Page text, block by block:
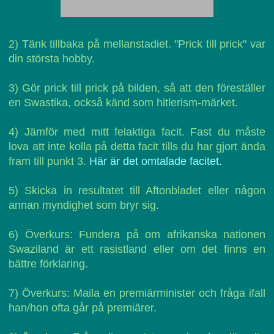
2) Tänk tillbaka på mellanstadiet. "Prick till prick" var
din största hobby.
3) Gör prick till prick på bilden, så att den föreställer
en Swastika, också känd som hitlerism-märket.
4) Jämför med mitt felaktiga facit. Fast du måste
lova att inte kolla på detta facit tills du har gjort ända
fram till punkt 3. Här är det omtalade facitet.
5) Skicka in resultatet till Aftonbladet eller någon
annan myndighet som bryr sig.
6) Överkurs: Fundera på om afrikanska nationen
Swaziland är ett rasistland eller om det finns en
bättre förklaring.
7) Överkurs: Maila en premiärminister och fråga ifall
han/hon ofta går på premiärer.